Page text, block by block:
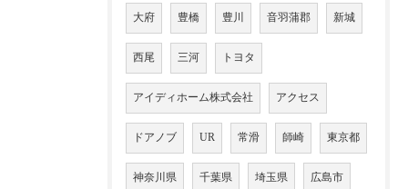
大府 豊橋 豊川 音羽蒲郡 新城
西尾 三河 トヨタ
アイディホーム株式会社 アクセス
ドアノブ UR 常滑 師崎 東京都
神奈川県 千葉県 埼玉県 広島市